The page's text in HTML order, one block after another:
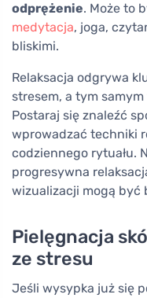
odprężenie. Może to
medytacja, joga,
bliskimi.
Relaksacja odgrywa
stresem, a tym
Postaraj się znaleźć
wprowadzać techniki
codziennego rytuału.
progresywna
wizualizacji mogą być
Pielęgnacja
ze stresu
Jeśli wysypka już się